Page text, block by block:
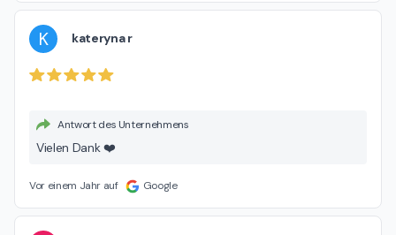
K kateryna r
Antwort des Unternehmens
Vielen Dank ❤️
Vor einem Jahr auf Google